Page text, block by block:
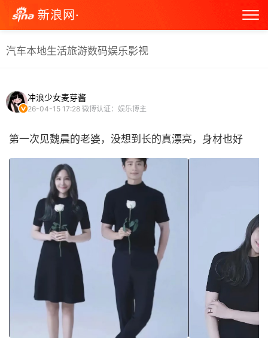
新浪网·
汽车本地生活旅游数码娱乐影视
冲浪少女麦芽酱
26-04-15 17:28 微博认证：娱乐博主
第一次见魏晨的老婆，没想到长的真漂亮，身材也好 ​